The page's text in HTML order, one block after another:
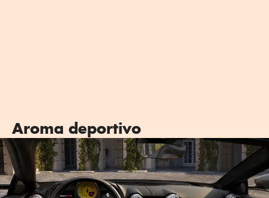
Aroma deportivo